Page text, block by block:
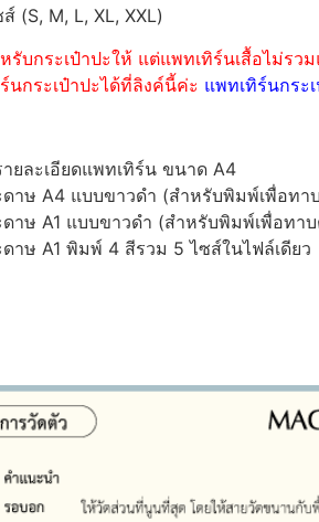
(S, M, L, XL, XXL)
บกระเป๋าปะให้ แต่แพทเทิร์นเสื้อไม่รว
กระเป๋าปะได้ที่ลิงค์นี้ค่ะ แพทเทิร์นกระ
ยละเอียดแพทเทิร์น ขนาด A4
าษ A4 แบบขาวดำ (สำหรับพิมพ์เพื่อทา
าษ A1 แบบขาวดำ (สำหรับพิมพ์เพื่อทา
าษ A1 พิมพ์ 4 สีรวม 5 ไซส์ในไฟล์เดียว